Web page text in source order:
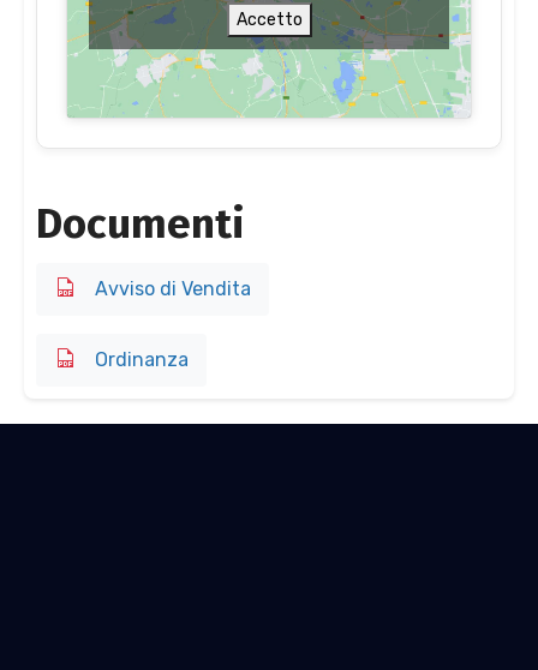
Accetto
Documenti
Avviso di Vendita
Ordinanza